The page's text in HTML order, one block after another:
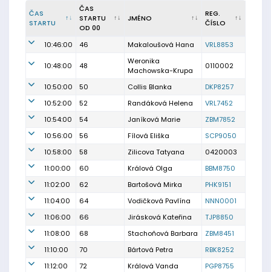
ČAS
STARTU
ČAS
STARTU
OD 00
JMÉNO
REG.
ČÍSLO
10:46:00 46 Makaloušová Hana VRL8853
10:48:00 48
Weronika
Machowska-Krupa
0110002
10:50:00 50 Collis Blanka
DKP8257
10:52:00
52 Randáková Helena
VRL7452
10:54:00
54 Janíková Marie
ZBM7852
10:56:00
56 Fílová Eliška
SCP9050
10:58:00
58 Zilicova Tatyana
0420003
11:00:00
60 Králová Olga
BBM8750
11:02:00
62 Bartošová Mirka
PHK9151
11:04:00
64 Vodičková Pavlína
NNN0001
11:06:00
66 Jirásková Kateřina
TJP8850
11:08:00
68 Stachoňová Barbara
ZBM8451
11:10:00
70 Bártová Petra
RBK8252
11:12:00
72 Králová Vanda
PGP8755